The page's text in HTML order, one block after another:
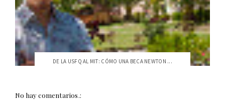
DE LA USFQ AL MIT: CÓMO UNA BECA NEWTON ...
No hay comentarios.: